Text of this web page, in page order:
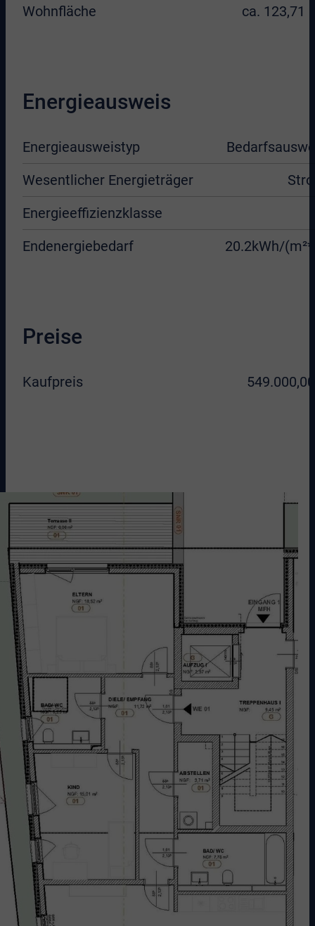
Wohnfläche ca. 123,71
Energieausweis
Energieausweistyp
Wesentlicher Energieträger
Energieeffizienzklasse
Endenergiebedarf
20.2kWh/
Preise
Kaufpreis